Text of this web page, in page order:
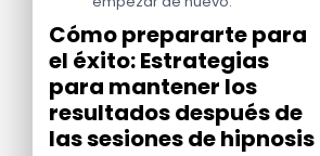
Cómo prepararte para
el éxito: Estrategias
para mantener los
resultados después de
las sesiones de hipnosis